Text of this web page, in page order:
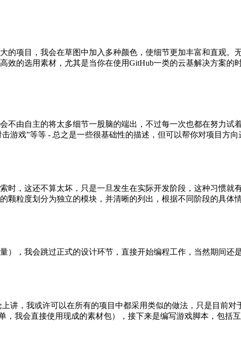
项目，我会在草图中加入多种颜色，使细节更加丰富和直观。
的选用素材，尤其是当你在使用GitHub一类的云基解决方案的时
由自主的将太多细节一股脑的端出，不过每一次也都在努力试
击游戏”等等 - 总之是一些很基础性的描述，但可以帮你对项目方
，这还不算太坏，只是一旦发生在实际开发阶段，这种习惯就
粒度划分为独立的模块，并清晰的列出，根据不同阶段的具体
，我会跳过正式的设计环节，直接开始编程工作，当然期间还
讲，我或许可以在所有的项目中都采用类似的做法，只是目前
，我会直接使用现成的素材包），接下来是编写游戏脚本，包括